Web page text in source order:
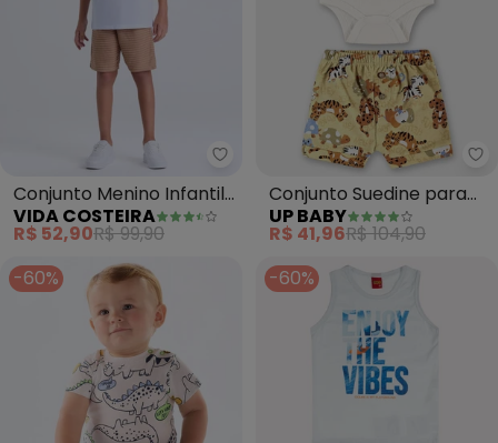
Vida Costeira - Conjunto
Conjunto Menino Infantil
Tropical (Branco)
VIDA COSTEIRA
R$ 52,90R$ 99,90
Conjunto Suedine para
Bebê Menino (Branco)
UP BABY
R$ 41,96R$ 104,90
-60%
-60%